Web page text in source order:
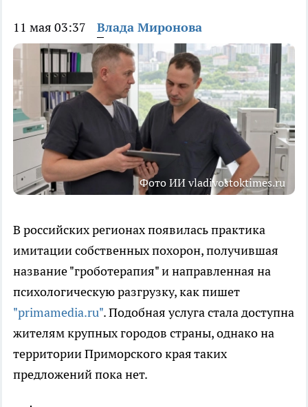
11 мая 03:37 Влада Миронова
Фото ИИ vladivostoktimes.ru
В российских регионах появилась практика
имитации собственных похорон, получившая
название "гроботерапия" и направленная на
психологическую разгрузку, как пишет
"primamedia.ru". Подобная услуга стала доступна
жителям крупных городов страны, однако на
территории Приморского края таких
предложений пока нет.